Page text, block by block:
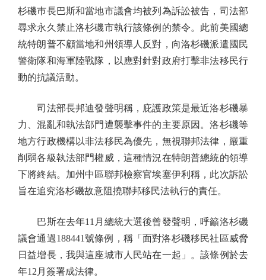
杉磯巿長巴斯和當地市議會均被列為訴訟被告，司法部
尋求永久禁止洛杉磯市執行該條例的禁令。此前美國總
統特朗普不顧當地和州領導人反對，向洛杉磯派遣國民
警衛隊和海軍陸戰隊，以應對針對政府打擊非法移民行
動的抗議活動。
司法部長邦迪發聲明稱，庇護政策是最近洛杉磯暴
力、混亂和執法部門遭襲擊事件的主要原因。洛杉磯等
地方行政機構以非法移民為優先，無視聯邦法律，嚴重
削弱各級執法部門權威，這種情況在特朗普總統的領導
下將終結。加州中區聯邦檢察官埃塞伊利稱，此次訴訟
旨在追究洛杉磯故意阻撓聯邦移民法執行的責任。
巴斯在去年11月總統大選後曾發聲明，呼籲洛杉磯
議會通過188441號條例，稱「面對洛杉磯移民社區威脅
日益增長，我與這座城市人民站在一起」。該條例於去
年12月簽署成法律。